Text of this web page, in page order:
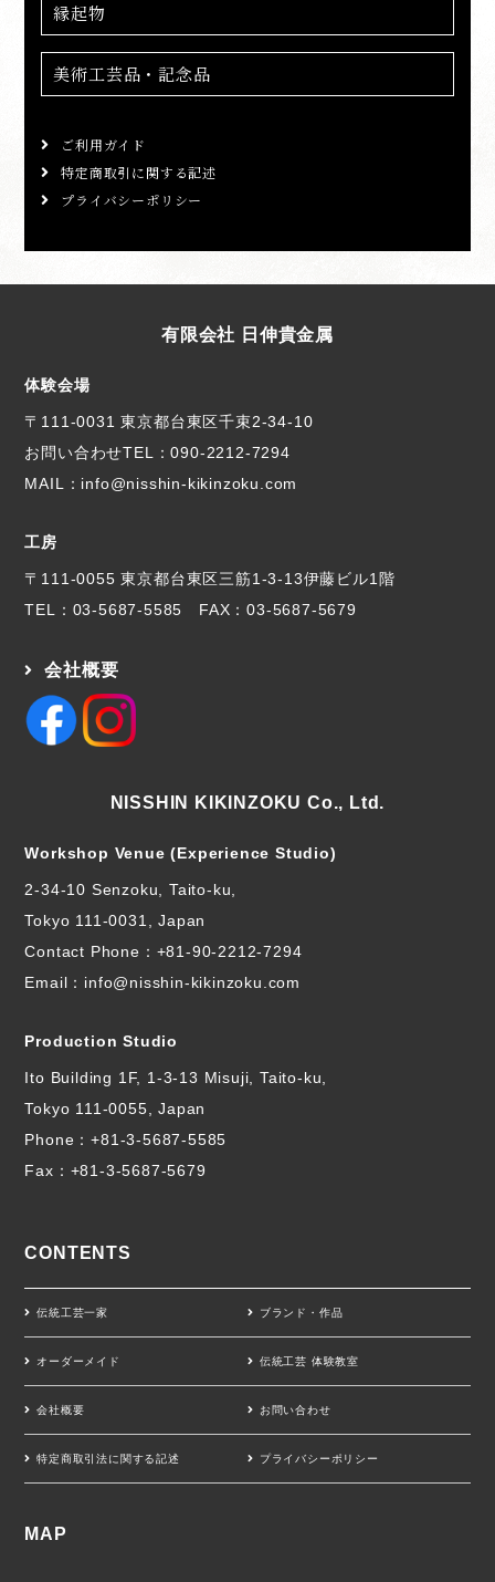
縁起物
美術工芸品・記念品
ご利用ガイド
特定商取引に関する記述
プライバシーポリシー
有限会社 日伸貴金属
体験会場
〒111-0031 東京都台東区千束2-34-10
お問い合わせTEL：090-2212-7294
MAIL：info@nisshin-kikinzoku.com
工房
〒111-0055 東京都台東区三筋1-3-13伊藤ビル1階
TEL： 03-5687-5585 FAX：03-5687-5679
会社概要
NISSHIN KIKINZOKU Co., Ltd.
Workshop Venue (Experience Studio)
2-34-10 Senzoku, Taito-ku,
Tokyo 111-0031, Japan
Contact Phone： +81-90-2212-7294
Email：info@nisshin-kikinzoku.com
Production Studio
Ito Building 1F, 1-3-13 Misuji, Taito-ku,
Tokyo 111-0055, Japan
Phone：+81-3-5687-5585
Fax：+81-3-5687-5679
CONTENTS
伝統工芸一家 ブランド・作品
オーダーメイド 伝統工芸 体験教室
会社概要 お問い合わせ
特定商取引法に関する記述 プライバシーポリシー
MAP